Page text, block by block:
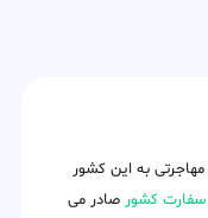
مهاجرتی به این کشور
سفارت کشور صادر می